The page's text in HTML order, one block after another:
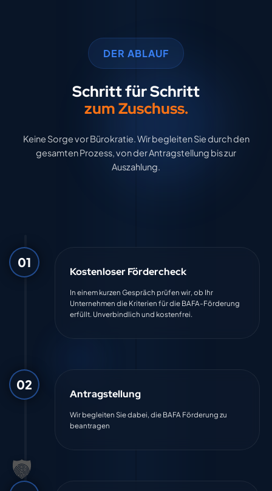
DER ABLAUF
Schritt für Schritt
zum Zuschuss.
Keine Sorge vor Bürokratie. Wir begleiten Sie durch den
gesamten Prozess, von der Antragstellung bis zur
Auszahlung.
01
Kostenloser Fördercheck
In einem kurzen Gespräch prüfen wir, ob Ihr
Unternehmen die Kriterien für die BAFA-Förderung
erfüllt. Unverbindlich und kostenfrei.
02
Antragstellung
Wir begleiten Sie dabei, die BAFA Förderung zu
beantragen